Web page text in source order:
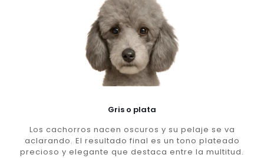
Gris o plata
Los cachorros nacen oscuros y su pelaje se va
aclarando. El resultado final es un tono plateado
precioso y elegante que destaca entre la multitud.